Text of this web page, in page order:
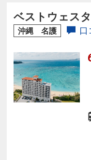
食プレートもどう
ベストウェス
沖縄 名護 口